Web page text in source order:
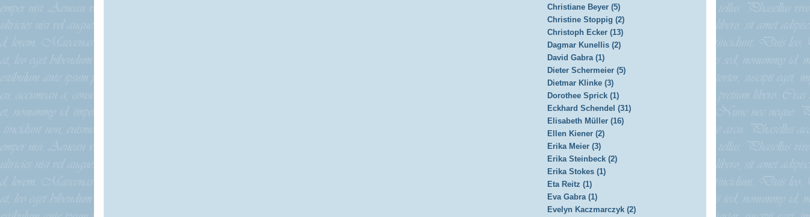
Christiane Beyer (5)
Christine Stoppig (2)
Christoph Ecker (13)
Dagmar Kunellis (2)
David Gabra (1)
Dieter Schermeier (5)
Dietmar Klinke (3)
Dorothee Sprick (1)
Eckhard Schendel (31)
Elisabeth Müller (16)
Ellen Kiener (2)
Erika Meier (3)
Erika Steinbeck (2)
Erika Stokes (1)
Eta Reitz (1)
Eva Gabra (1)
Evelyn Kaczmarczyk (2)